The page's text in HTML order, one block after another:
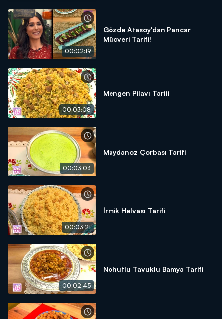
00:02:19
Gözde Atasoy'dan Pancar
Mücveri Tarifi!
00:03:08
Mengen Pilavı Tarifi
00:03:03
Maydanoz Çorbası Tarifi
00:03:21
İrmik Helvası Tarifi
00:02:45
Nohutlu Tavuklu Bamya Tarifi